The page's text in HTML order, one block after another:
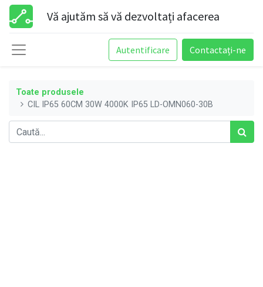
Vă ajutăm să vă dezvoltați afacerea
Autentificare Contactați-ne
Toate produsele
CIL IP65 60CM 30W 4000K IP65 LD-OMN060-30B